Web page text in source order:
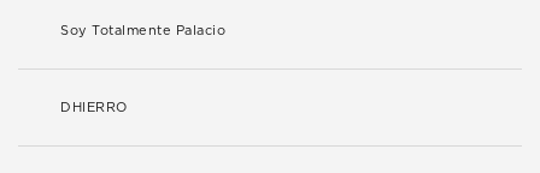
Soy Totalmente Palacio
DHIERRO